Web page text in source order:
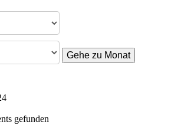
Gehe zu Monat
gefunden